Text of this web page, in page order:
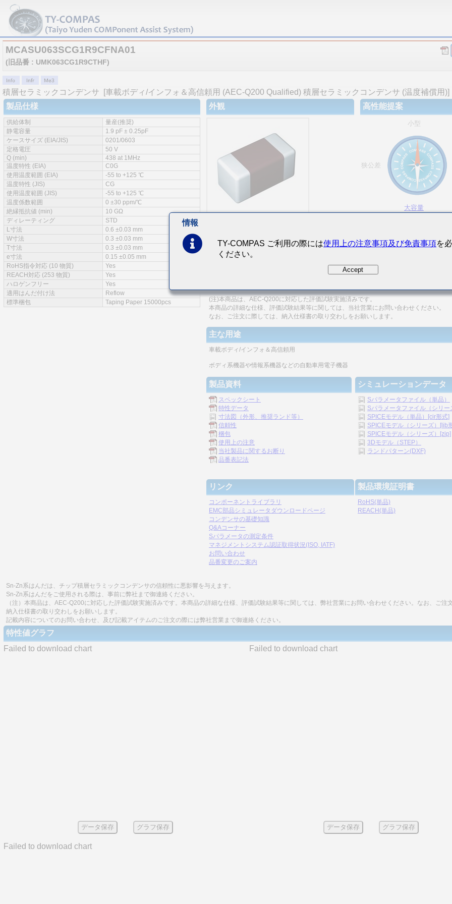
MCASU063SCG1R9CFNA01
(旧品番 : UMK063CG1R9CTHF)
積層セラミックコンデンサ
[車載ボディ/インフォ＆高信頼用 (AEC-Q200 Qualified) 積層セラミックコンデンサ (温度補償用)]
製品仕様
供給体制
量産(推奨)
静電容量
1.9 pF ± 0.25pF
ケースサイズ (EIA/JIS)
0201/0603
定格電圧
50 V
Q (min)
438 at 1MHz
温度特性 (EIA)
C0G
使用温度範囲 (EIA)
-55 to +125 ℃
温度特性 (JIS)
CG
使用温度範囲 (JIS)
-55 to +125 ℃
温度係数範囲
0 ±30 ppm/℃
絶縁抵抗値 (min)
10 GΩ
ディレーティング
STD
L寸法
0.6 ±0.03 mm
W寸法
0.3 ±0.03 mm
T寸法
0.3 ±0.03 mm
e寸法
0.15 ±0.05 mm
RoHS指令対応 (10 物質)
Yes
REACH対応 (253 物質)
Yes
ハロゲンフリー
Yes
適用はんだ付け法
Reflow
標準梱包
Taping Paper 15000pcs
外観 高性能提案
小型
狭公差
大容量
特徴
AEC-Q200 Qualified
モノリシックの構造のため、信頼性が高いです。
(注)本商品は、AEC-Q200に対応した評価試験実施済みです。
本商品の詳細な仕様、評価試験結果等に関しては、当社営業にお問い合わせください。
なお、ご注文に際しては、納入仕様書の取り交わしをお願いします。
主な用途
車載ボディ/インフォ＆高信頼用
ボディ系機器や情報系機器などの自動車用電子機器
製品資料
スペックシート
特性データ
寸法図（外形、推奨ランド等）
信頼性
梱包
使用上の注意
当社製品に関するお断り
品番表記法
シミュレーションデータ
Sパラメータファイル（単品）
Sパラメータファイル（シリー
SPICEモデル（単品）[cir形式]
SPICEモデル（シリーズ）[lib
SPICEモデル（シリーズ）[zip]
3Dモデル（STEP）
ランドパターン(DXF)
リンク
コンポーネントライブラリ
EMC部品シミュレータダウンロードページ
コンデンサの基礎知識
Q&Aコーナー
Sパラメータの測定条件
マネジメントシステム認証取得状況(ISO, IATF)
お問い合わせ
品番変更のご案内
製品環境証明書
RoHS(単品)
REACH(単品)
Sn-Zn系はんだは、チップ積層セラミックコンデンサの信頼性に悪影響を与えます。
Sn-Zn系はんだをご使用される際は、事前に弊社まで御連絡ください。
（注）本商品は、AEC-Q200に対応した評価試験実施済みです。本商品の詳細な仕様、評価試験結果等に関しては、弊社営業にお問い合わせください。なお、ご注
納入仕様書の取り交わしをお願いします。
記載内容についてのお問い合わせ、及び記載アイテムのご注文の際には弊社営業まで御連絡ください。
特性値グラフ
Failed to download chart
データ保存 グラフ保存
Failed to download chart
データ保存 グラフ保存
Failed to download chart
情報
TY-COMPAS ご利用の際には使用上の注意事項及び免責事項を
ください。
Accept